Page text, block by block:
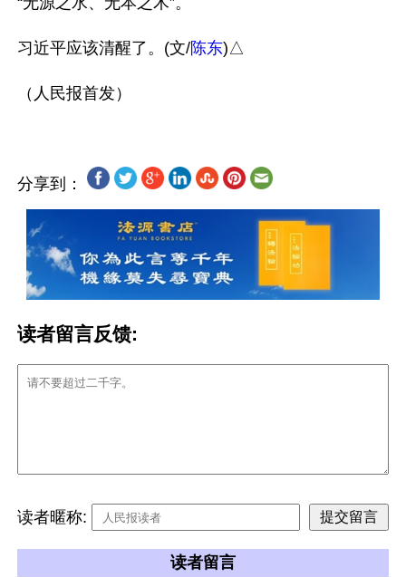
习近平应该清醒了。(文/陈东)△
分享到：
读者留言反馈:
读者暱称:
读者留言